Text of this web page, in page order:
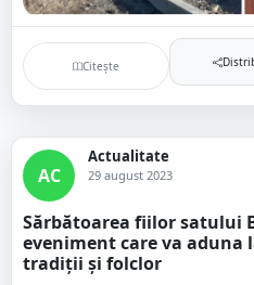
Citește
AC
Actualitate
29 august 2023
Sărbătoarea fiilor satului
eveniment care va
tradiții și folclor